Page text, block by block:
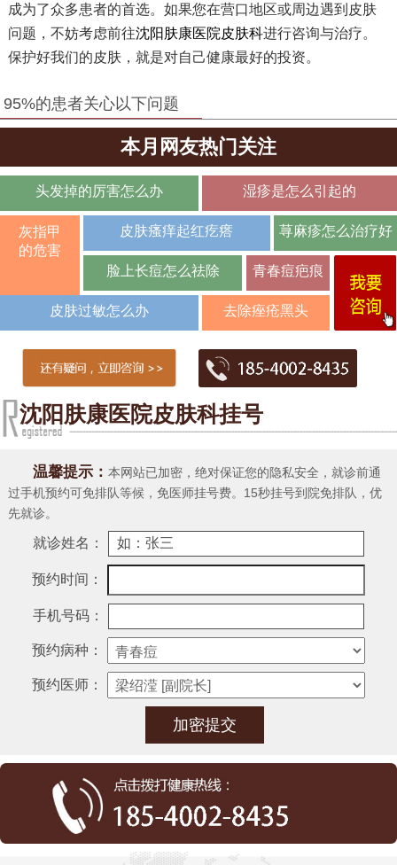
成为了众多患者的首选。如果您在营口地区或周边遇到皮肤
问题，不妨考虑前往沈阳肤康医院皮肤科进行咨询与治疗。
保护好我们的皮肤，就是对自己健康最好的投资。
95%的患者关心以下问题
本月网友热门关注
头发掉的厉害怎么办 湿疹是怎么引起的
灰指甲
的危害
皮肤瘙痒起红疙瘩 荨麻疹怎么治疗好
脸上长痘怎么祛除 青春痘疤痕
皮肤过敏怎么办 去除痤疮黑头
沈阳肤康医院皮肤科挂号
温馨提示： 本网站已加密，绝对保证您的隐私安全，就诊前通
过手机预约可免排队等候，免医师挂号费。15秒挂号到院免排队，优
先就诊。
就诊姓名：
预约时间：
手机号码：
预约病种：
预约医师：